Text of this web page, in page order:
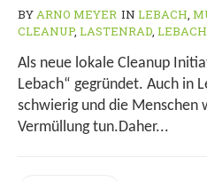
BYARNO MEYER IN LEBACH,
CLEANUP, LASTENRAD, LEBACH
Als neue lokale Cleanup
Lebach“ gegründet. Auch in
schwierig und die Menschen
Vermüllung tun.Daher...